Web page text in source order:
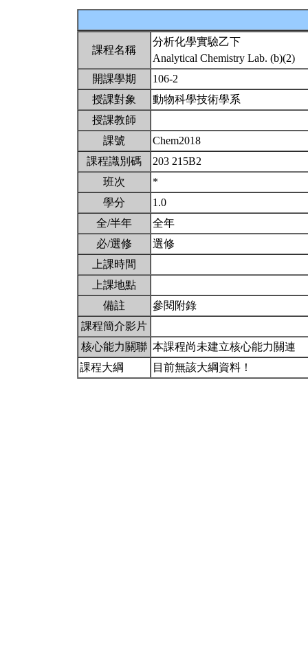
課程名稱
分析化學實驗乙下
Analytical Chemistry Lab. (b)(2)
開課學期
106-2
授課對象
動物科學技術學系
授課教師
課號
Chem2018
課程識別碼
203 215B2
班次
*
學分
1.0
全/半年
全年
必/選修
選修
上課時間
上課地點
備註
參閱附錄
課程簡介影片
核心能力關聯 本課程尚未建立核心能力關連
課程大綱
目前無該大綱資料！